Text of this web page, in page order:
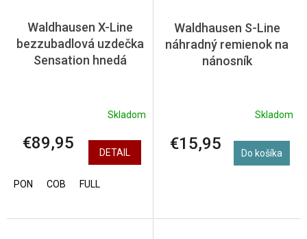
Waldhausen X-Line
bezzubadlová uzdečka
Sensation hnedá
Skladom
€89,95 DETAIL
PON COB FULL
Waldhausen S-Line
náhradný remienok na
nánosník
Skladom
€15,95 Do košíka